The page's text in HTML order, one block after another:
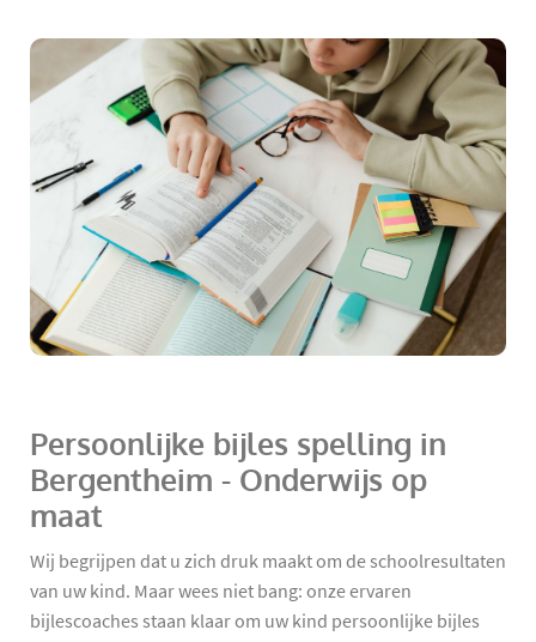
Persoonlijke bijles spelling in
Bergentheim - Onderwijs op
maat
Wij begrijpen dat u zich druk maakt om de schoolresultaten
van uw kind. Maar wees niet bang: onze ervaren
bijlescoaches staan klaar om uw kind persoonlijke bijles